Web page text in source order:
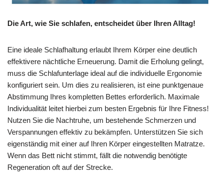
Die Art, wie Sie schlafen, entscheidet über Ihren Alltag!
Eine ideale Schlafhaltung erlaubt Ihrem Körper eine deutlich
effektivere nächtliche Erneuerung. Damit die Erholung gelingt,
muss die Schlafunterlage ideal auf die individuelle Ergonomie
konfiguriert sein. Um dies zu realisieren, ist eine punktgenaue
Abstimmung Ihres kompletten Bettes erforderlich. Maximale
Individualität leitet hierbei zum besten Ergebnis für Ihre Fitness!
Nutzen Sie die Nachtruhe, um bestehende Schmerzen und
Verspannungen effektiv zu bekämpfen. Unterstützen Sie sich
eigenständig mit einer auf Ihren Körper eingestellten Matratze.
Wenn das Bett nicht stimmt, fällt die notwendig benötigte
Regeneration oft auf der Strecke.